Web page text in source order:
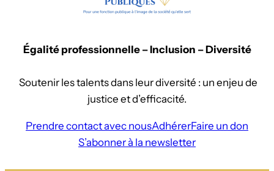
Égalité professionnelle – Inclusion – Diversité
Soutenir les talents dans leur diversité : un enjeu de
justice et d’efficacité.
Prendre contact avec nousAdhérerFaire un don
S’abonner à la newsletter